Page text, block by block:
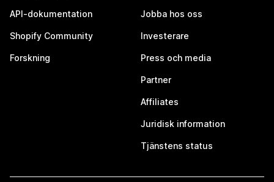
API-dokumentation
Shopify Community
Forskning
Jobba hos oss
Investerare
Press och media
Partner
Affiliates
Juridisk information
Tjänstens status